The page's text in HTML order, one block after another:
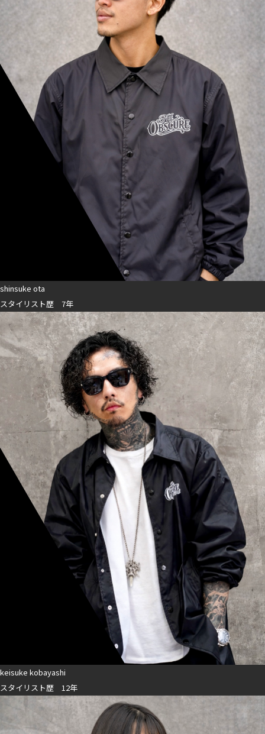
shinsuke ota
スタイリスト歴 7年
keisuke kobayashi
スタイリスト歴 12年